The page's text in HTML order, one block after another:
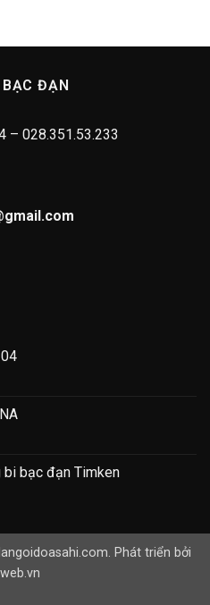
ĐẠN
– 028.351.53.233
BIbi bạc đạn Timken
Phát triển bởi